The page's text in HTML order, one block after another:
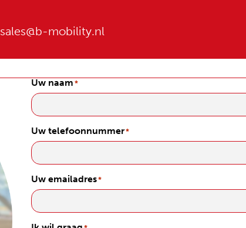
sales@b-mobility.nl
Uw naam *
Uw telefoonnummer*
Uw emailadres*